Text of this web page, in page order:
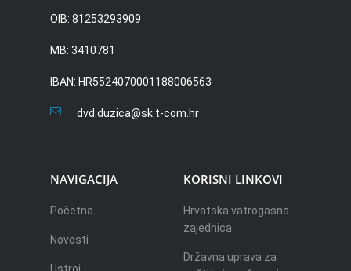
OIB: 81253293909
MB: 3410781
IBAN: HR5524070001188006563
dvd.duzica@sk.t-com.hr
NAVIGACIJA
Početna
Novosti
KORISNI LINKOVI
Hrvatska vatrogasna
zajednica
Državna uprava za